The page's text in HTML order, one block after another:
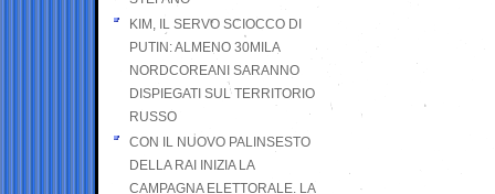
KIM, IL SERVO SCIOCCO DI
PUTIN: ALMENO 30MILA
NORDCOREANI SARANNO
DISPIEGATI SUL TERRITORIO
RUSSO
CON IL NUOVO PALINSESTO
DELLA RAI INIZIA LA
CAMPAGNA ELETTORALE. LA